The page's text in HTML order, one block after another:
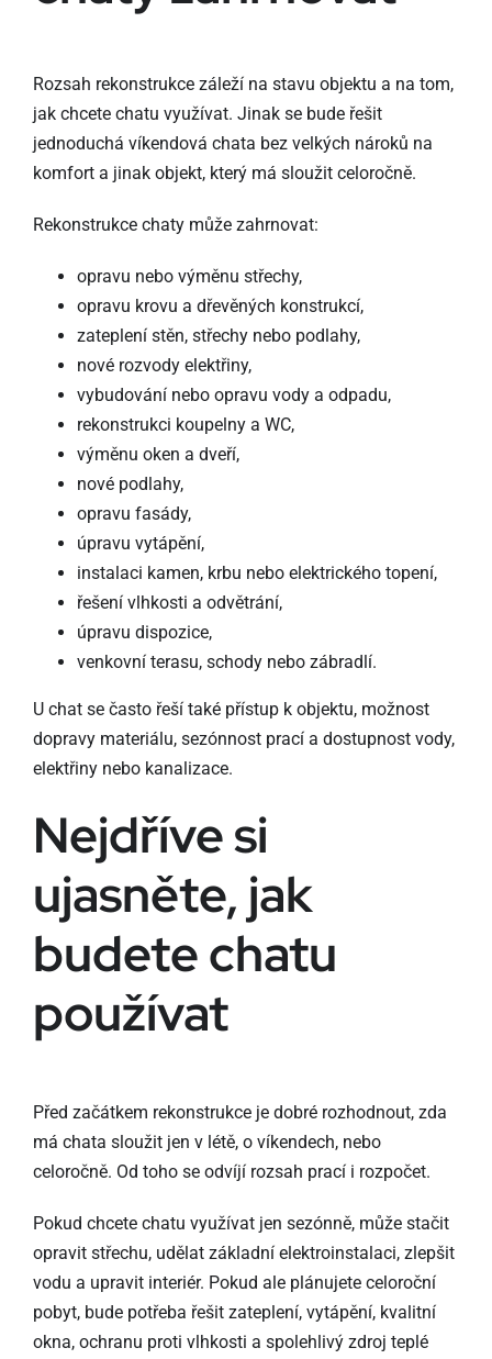
Rozsah rekonstrukce záleží na stavu objektu a na tom,
jak chcete chatu využívat. Jinak se bude řešit
jednoduchá víkendová chata bez velkých nároků na
komfort a jinak objekt, který má sloužit celoročně.
Rekonstrukce chaty může zahrnovat:
opravu nebo výměnu střechy,
opravu krovu a dřevěných konstrukcí,
zateplení stěn, střechy nebo podlahy,
nové rozvody elektřiny,
vybudování nebo opravu vody a odpadu,
rekonstrukci koupelny a WC,
výměnu oken a dveří,
nové podlahy,
opravu fasády,
úpravu vytápění,
instalaci kamen, krbu nebo elektrického topení,
řešení vlhkosti a odvětrání,
úpravu dispozice,
venkovní terasu, schody nebo zábradlí.
U chat se často řeší také přístup k objektu, možnost
dopravy materiálu, sezónnost prací a dostupnost vody,
elektřiny nebo kanalizace.
Nejdříve si
ujasněte, jak
budete chatu
používat
Před začátkem rekonstrukce je dobré rozhodnout, zda
má chata sloužit jen v létě, o víkendech, nebo
celoročně. Od toho se odvíjí rozsah prací i rozpočet.
Pokud chcete chatu využívat jen sezónně, může stačit
opravit střechu, udělat základní elektroinstalaci, zlepšit
vodu a upravit interiér. Pokud ale plánujete celoroční
pobyt, bude potřeba řešit zateplení, vytápění, kvalitní
okna, ochranu proti vlhkosti a spolehlivý zdroj teplé